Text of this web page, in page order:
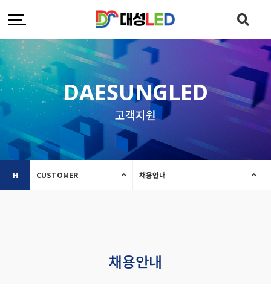
DAESUNGLED
고객지원
H CUSTOMER 채용안내
채용안내